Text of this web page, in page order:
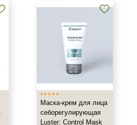
Маска-крем для лица
себорегулирующая
Luster: Control Mask